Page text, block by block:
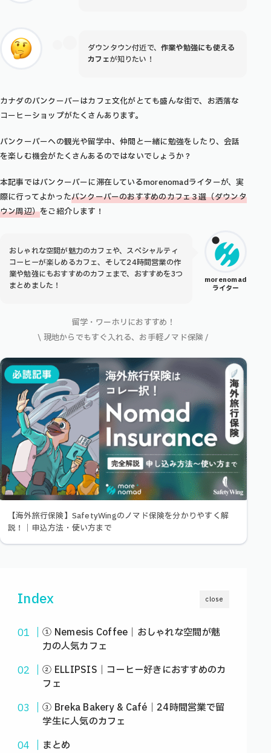
ダウンタウン付近で、作業や勉強にも使える
カフェが知りたい！
カナダのバンクーバーはカフェ文化がとても盛んな街で、お洒落な
コーヒーショップがたくさんあります。
バンクーバーへの観光や留学中、仲間と一緒に勉強をしたり、会話
を楽しむ機会がたくさんあるのではないでしょうか？
本記事ではバンクーバーに滞在しているmorenomadライターが、実
際に行ってよかったバンクーバーのおすすめのカフェ３選（ダウンタ
ウン周辺）をご紹介します！
morenomad
ライター
おしゃれな空間が魅力のカフェや、スペシャルティ
コーヒーが楽しめるカフェ、そして24時間営業の作
業や勉強にもおすすめのカフェまで、おすすめを3つ
まとめました！
留学・ワーホリにおすすめ！
\ 現地からでもすぐ入れる、お手軽ノマド保険 /
【海外旅行保険】SafetyWingのノマド保険を分かりやすく解
説！｜申込方法・使い方まで
close
Index
① Nemesis Coffee｜おしゃれな空間が魅
力の人気カフェ
② ELLIPSIS｜コーヒー好きにおすすめのカ
フェ
③ Breka Bakery & Café｜24時間営業で留
学生に人気のカフェ
まとめ